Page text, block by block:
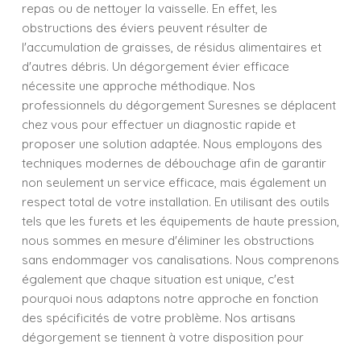
repas ou de nettoyer la vaisselle. En effet, les
obstructions des éviers peuvent résulter de
l'accumulation de graisses, de résidus alimentaires et
d'autres débris. Un dégorgement évier efficace
nécessite une approche méthodique. Nos
professionnels du dégorgement Suresnes se déplacent
chez vous pour effectuer un diagnostic rapide et
proposer une solution adaptée. Nous employons des
techniques modernes de débouchage afin de garantir
non seulement un service efficace, mais également un
respect total de votre installation. En utilisant des outils
tels que les furets et les équipements de haute pression,
nous sommes en mesure d'éliminer les obstructions
sans endommager vos canalisations. Nous comprenons
également que chaque situation est unique, c'est
pourquoi nous adaptons notre approche en fonction
des spécificités de votre problème. Nos artisans
dégorgement se tiennent à votre disposition pour